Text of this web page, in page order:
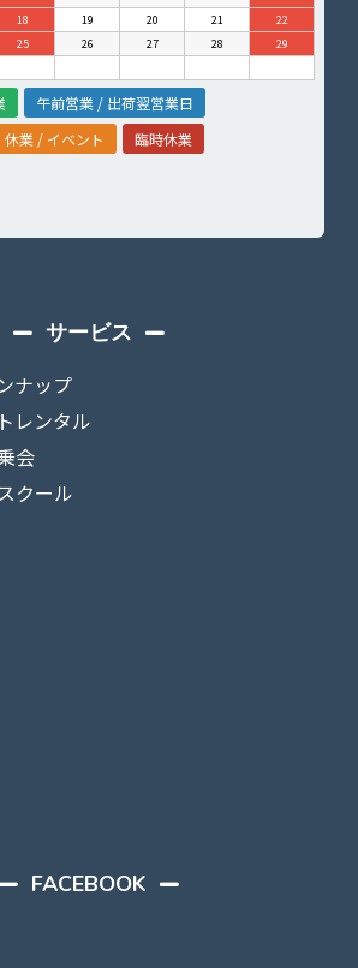
18 19 20 21
22
25 26 27 28
29
午前営業 / 出荷翌営業日
休業 / イベント 臨時休業
サービス
ナップ
レンタル
会
クール
FACEBOOK